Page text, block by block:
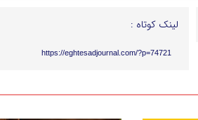
لینک کوتاه :
https://eghtesadjournal.com/?p=74721